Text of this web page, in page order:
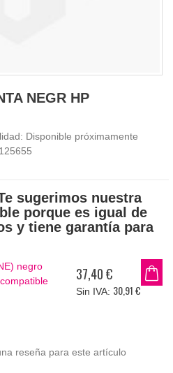
NEGR HP
Disponible próximamente
sugerimos nuestra
porque es igual de
y tiene garantía para
negro
37,40 €
30,91 €
reseña para este artículo